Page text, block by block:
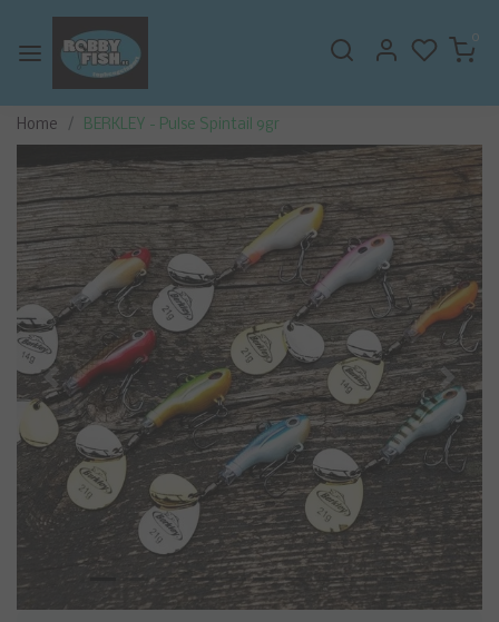
0
Home BERKLEY - Pulse Spintail 9gr
Vorige